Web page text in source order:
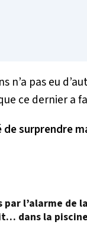
n’a pas eu
ce dernier
de surprendre
par l’alarme de
dans la piscine